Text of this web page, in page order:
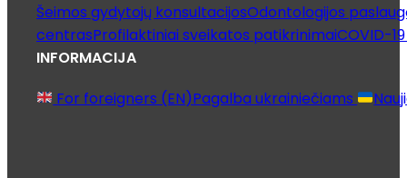
Šeimos gydytojų konsultacijosOdontologijos
centrasProfilaktiniai sveikatos patikrinimaiCOVID-
INFORMACIJA
For foreigners (EN)Pagalba ukrainiečiams